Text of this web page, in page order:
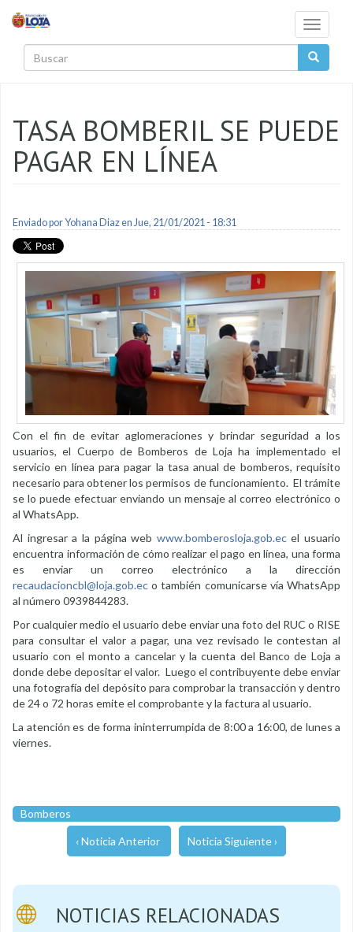
Toggle
TASA BOMBERIL SE PUEDE
PAGAR EN LÍNEA
Enviado porYohana Diazen Jue, 21/01/2021 - 18:31
Con el fin de evitar aglomeraciones y brindar seguridad a los
usuarios, el Cuerpo de Bomberos de Loja ha implementado el
servicio en línea para pagar la tasa anual de bomberos, requisito
necesario para obtener los permisos de funcionamiento. El trámite
se lo puede efectuar enviando un mensaje al correo electrónico o
al WhatsApp.
Al ingresar a la página web www.bomberosloja.gob.ecel usuario
encuentra información de cómo realizar el pago en línea, una forma
es enviar un correo electrónico a la dirección
recaudacioncbl@loja.gob.ec o también comunicarse vía WhatsApp
al número 0939844283.
Por cualquier medio el usuario debe enviar una foto del RUC o RISE
para consultar el valor a pagar, una vez revisado le contestan al
usuario con el monto a cancelar y la cuenta del Banco de Loja a
donde debe depositar el valor. Luego el contribuyente debe enviar
una fotografía del depósito para comprobar la transacción y dentro
de 24 o 72 horas emite el comprobante y la factura al usuario.
La atención es de forma ininterrumpida de 8:00 a 16:00, de lunes a
viernes.
Bomberos
‹ Noticia Anterior Noticia Siguiente ›
NOTICIAS RELACIONADAS